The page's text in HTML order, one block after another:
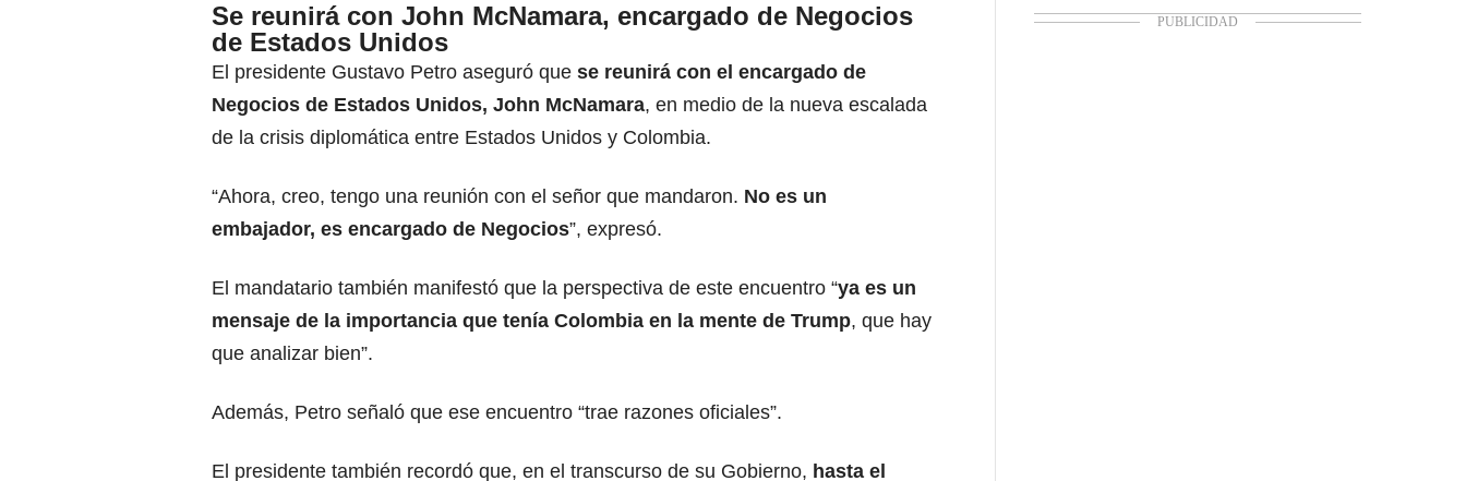
Se reunirá con John McNamara, encargado de Negocios
de Estados Unidos
El presidente Gustavo Petro aseguró que se reunirá con el encargado de
Negocios de Estados Unidos, John McNamara, en medio de la nueva escalada
de la crisis diplomática entre Estados Unidos y Colombia.
“Ahora, creo, tengo una reunión con el señor que mandaron. No es un
embajador, es encargado de Negocios”, expresó.
El mandatario también manifestó que la perspectiva de este encuentro “ya es un
mensaje de la importancia que tenía Colombia en la mente de Trump, que hay
que analizar bien”.
Además, Petro señaló que ese encuentro “trae razones oficiales”.
El presidente también recordó que, en el transcurso de su Gobierno, hasta el